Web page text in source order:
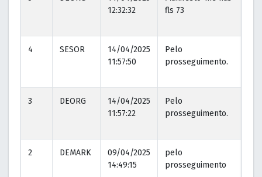
12:32:32
fls 73
4 SESOR
14/04/2025
11:57:50
Pelo
prosseguimento.
3 DEORG
14/04/2025
11:57:22
Pelo
prosseguimento.
2 DEMARK
09/04/2025
14:49:15
pelo
prosseguimento